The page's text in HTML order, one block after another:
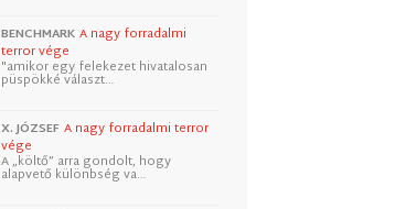
BENCHMARK A nagy forradalmi
terror vége
"amikor egy felekezet hivatalosan
püspökké választ…
X. JÓZSEF A nagy forradalmi terror
vége
A „költő” arra gondolt, hogy
alapvető különbség va…